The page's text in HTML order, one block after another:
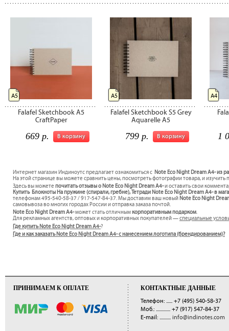
Falafel Sketchbook A5
CraftPaper
В корзину
669 р.
А5
Falafel Sketchbook S5 Grey
Aquarelle A5
В корзину
799 р.
А5
1
А4
Интернет магазин Индиноутс предлагает ознакомиться с Note Eco Night Dream A4- из
На этой странице вы можете сравнить цены, посмотреть фотографии товара, и
Здесь вы можете почитать отзывы о Note Eco Night Dream A4-и оставить свои
Купить Блокноты На пружине (спирали, гребне), Тетради Note Eco Night Dream A4- в
телефонам 495-540-58-37 / 917-547-84-37. Мы доставим ваш новый Note Eco Night
самовывоза во многих городах России и отправка заказа почтой.
Note Eco Night Dream A4-может стать отличным корпоративным подарком.
Для рекламных агентств, оптовых и корпоративных покупателей —специальные
Где купить Note Eco Night Dream A4-?
Где и как заказать Note Eco Night Dream A4- с нанесением логотипа (брендированием)?
ПРИНИМАЕМ К ОПЛАТЕ КОНТАКТНЫЕ ДАННЫЕ
Телефон: ...... +7 (495) 540-58-37
Моб.: .............. +7 (917) 547-84-37
E-mail: ........... info@indinotes.com